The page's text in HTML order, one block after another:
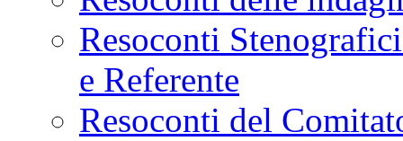
Resoconti
e Referente
Resoconti del